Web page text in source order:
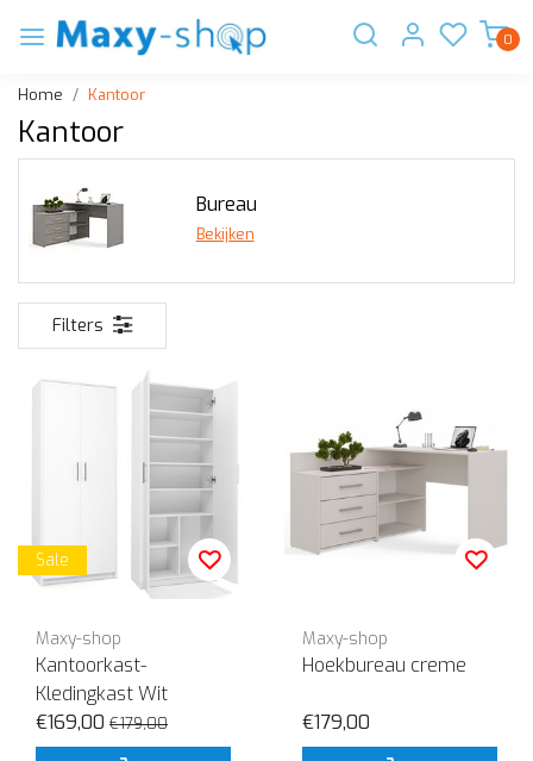
0
Home Kantoor
Kantoor
Bureau
Bekijken
Filters
Sale
Maxy-shop
Kantoorkast-
Kledingkast Wit
€169,00 €179,00
Maxy-shop
Hoekbureau creme
€179,00